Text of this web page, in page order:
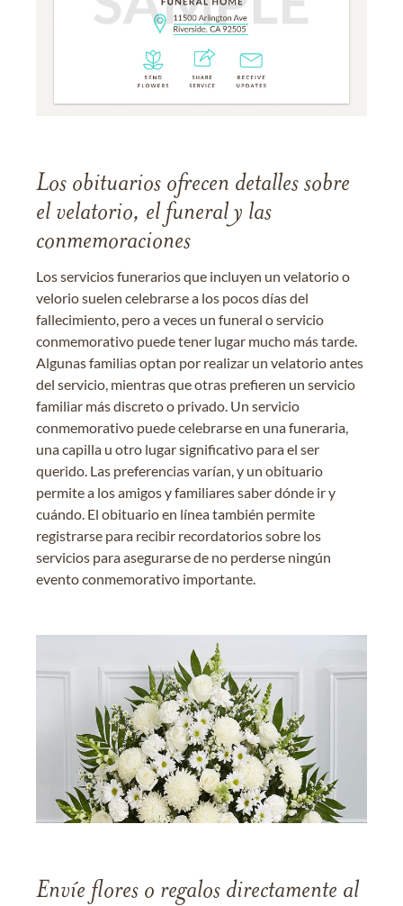
Los obituarios ofrecen detalles sobre
el velatorio, el funeral y las
conmemoraciones
Los servicios funerarios que incluyen un velatorio o
velorio suelen celebrarse a los pocos días del
fallecimiento, pero a veces un funeral o servicio
conmemorativo puede tener lugar mucho más tarde.
Algunas familias optan por realizar un velatorio antes
del servicio, mientras que otras prefieren un servicio
familiar más discreto o privado. Un servicio
conmemorativo puede celebrarse en una funeraria,
una capilla u otro lugar significativo para el ser
querido. Las preferencias varían, y un obituario
permite a los amigos y familiares saber dónde ir y
cuándo. El obituario en línea también permite
registrarse para recibir recordatorios sobre los
servicios para asegurarse de no perderse ningún
evento conmemorativo importante.
Envíe flores o regalos directamente al